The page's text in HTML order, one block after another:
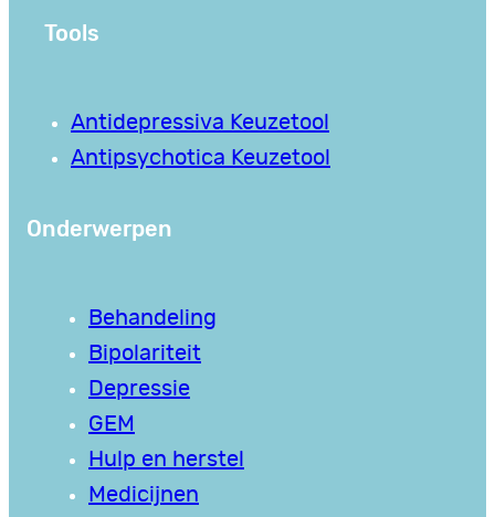
Tools
Antidepressiva Keuzetool
Antipsychotica Keuzetool
Onderwerpen
Behandeling
Bipolariteit
Depressie
GEM
Hulp en herstel
Medicijnen